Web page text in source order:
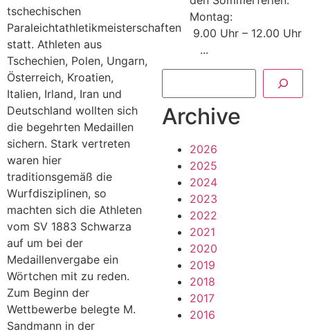
tschechischen
Paraleichtathletikmeisterschaften
statt. Athleten aus
Tschechien, Polen, Ungarn,
Österreich, Kroatien,
Italien, Irland, Iran und
Deutschland wollten sich
die begehrten Medaillen
sichern. Stark vertreten
waren hier
traditionsgemäß die
Wurfdisziplinen, so
machten sich die Athleten
vom SV 1883 Schwarza
auf um bei der
Medaillenvergabe ein
Wörtchen mit zu reden.
Zum Beginn der
Wettbewerbe belegte M.
Sandmann in der
Montag:
9.00 Uhr – 12.00 Uhr
...
Archive
2026
2025
2024
2023
2022
2021
2020
2019
2018
2017
2016